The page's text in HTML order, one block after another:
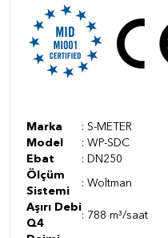
Marka
: S-METER
Model
: WP-SDC
Ebat
: DN250
Ölçüm
Sistemi
: Woltman
Aşırı Debi
Q4
: 788 m³/saat